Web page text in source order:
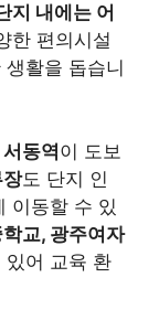
지 내에는 어
한 편의시설
활을 돕습니
동역이 도보
도 단지 인
이동할 수 있
교, 광주여자
있어 교육 환